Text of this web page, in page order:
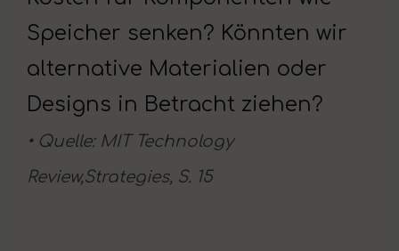
Speicher senken? Könnten wir
alternative Materialien oder
Designs in Betracht ziehen?
• Quelle: MIT Technology
Review,Strategies, S. 15